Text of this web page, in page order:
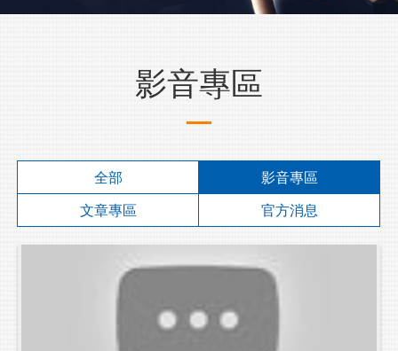
Lexports 勵動風潮
影音專區
全部
影音專區
文章專區
官方消息